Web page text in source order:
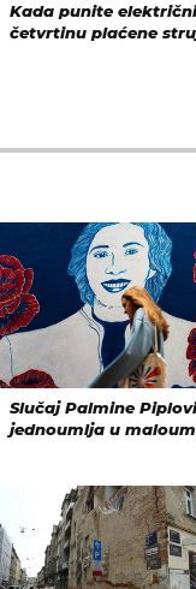
Kada punite
četvrtinu plaćene